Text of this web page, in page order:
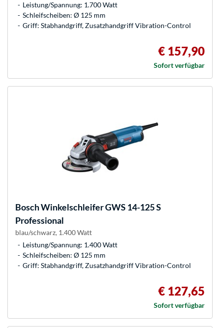
Leistung/Spannung: 1.700 Watt
Schleifscheiben: Ø 125 mm
Griff: Stabhandgriff, Zusatzhandgriff Vibration-Control
€ 157,90
Sofort verfügbar
BoschWinkelschleifer GWS 14-125 S
Professional
blau/schwarz, 1.400 Watt
Leistung/Spannung: 1.400 Watt
Schleifscheiben: Ø 125 mm
Griff: Stabhandgriff, Zusatzhandgriff Vibration-Control
€ 127,65
Sofort verfügbar